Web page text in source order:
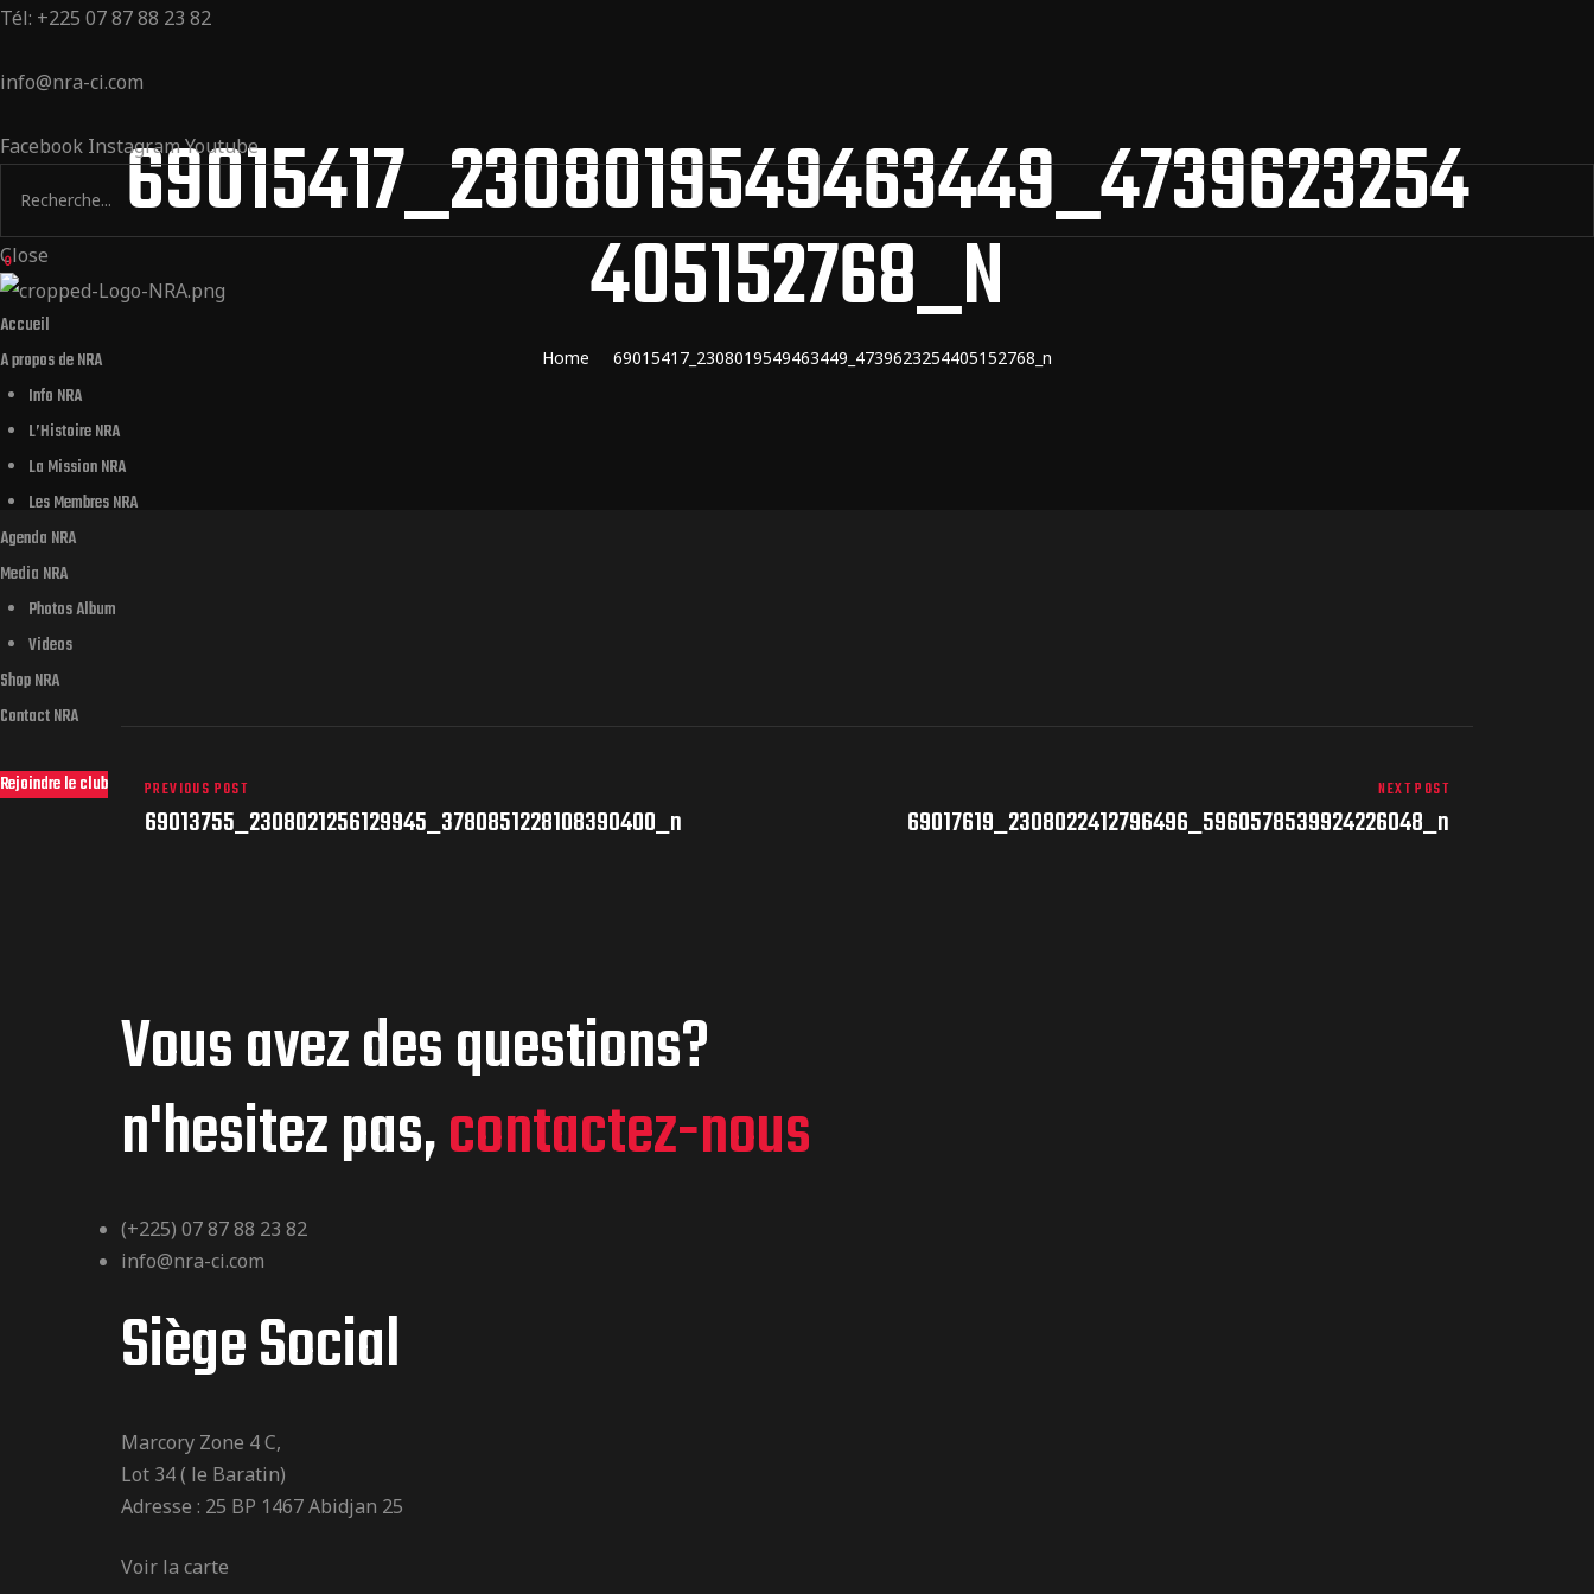
Tél: +225 07 87 88 23 82
info@nra-ci.com
Facebook InstagramYoutube
Close
0
Accueil
A propos de NRA
Info NRA
L’Histoire NRA
La Mission NRA
Les Membres NRA
Agenda NRA
Media NRA
Photos Album
Videos
Shop NRA
Contact NRA
Rejoindre le club
69015417_2308019549463449_4739623254
405152768_N
Home 69015417_2308019549463449_4739623254405152768_n
PREVIOUS POST
69013755_2308021256129945_3780851228108390400_n
NEXT POST
69017619_2308022412796496_5960578539924226048_n
Vous avez des questions?
n'hesitez pas,contactez-nous
(+225) 07 87 88 23 82
info@nra-ci.com
Siège Social
Marcory Zone 4 C,
Lot 34 ( le Baratin)
Adresse : 25 BP 1467 Abidjan 25
Voir la carte